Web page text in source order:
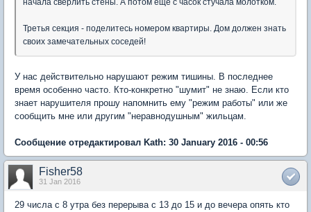
начала сверлить стены. А потом ещё с часок стучала молотком.
Третья секция - поделитесь номером квартиры. Дом должен знать
своих замечательных соседей!
У нас действительно нарушают режим тишины. В последнее
время особенно часто. Кто-конкретно "шумит" не знаю. Если кто
знает нарушителя прошу напомнить ему "режим работы" или же
сообщить мне или другим "неравнодушным" жильцам.
Сообщение отредактировал Kath: 30 January 2016 - 00:56
Fisher58
31 Jan 2016
29 числа с 8 утра без перерыва с 13 до 15 и до вечера опять кто